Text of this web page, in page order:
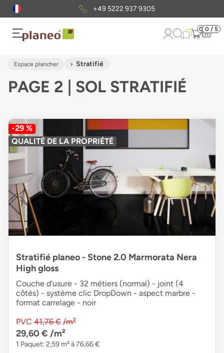
Envoi gratuit d'échantillons
0 0 / 5
Espace plancher Stratifié
PAGE 2 | SOL STRATIFIÉ
-29 %
QUALITÉ DE LA PROPRIÉTÉ
Stratifié planeo - Stone 2.0 Marmorata Nera
High gloss
Couche d'usure - 32 métiers (normal) - joint (4
côtés) - système clic DropDown - aspect marbre -
format carrelage - noir
PVC 41,76 € /m²
29,60 € /m²
1 Paquet: 2,59 m² à 76,66 €